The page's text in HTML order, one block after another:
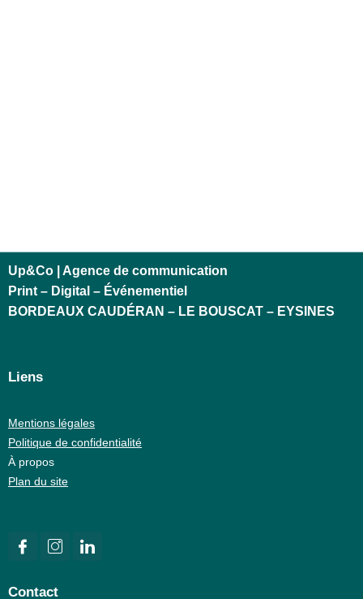
Up&Co | Agence de communication
Print – Digital – Événementiel
BORDEAUX CAUDÉRAN – LE BOUSCAT – EYSINES
Liens
Mentions légales
Politique de confidentialité
À propos
Plan du site
Contact